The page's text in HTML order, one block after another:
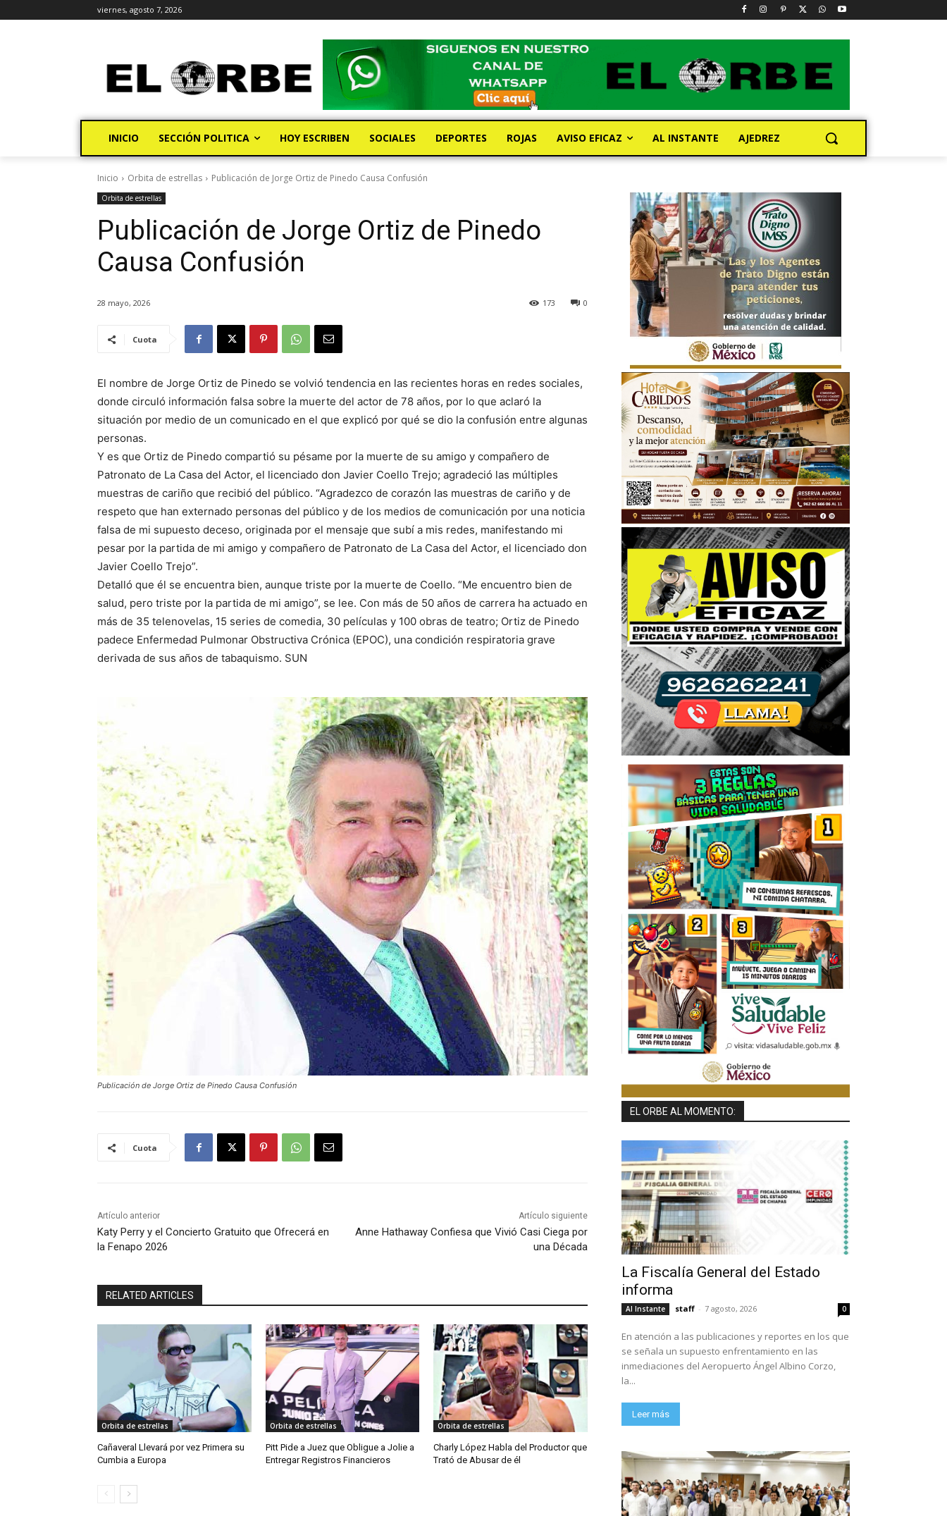
viernes, agosto 7, 2026
INICIO SECCIÓN POLITICA HOY ESCRIBEN SOCIALES DEPORTES ROJAS AVISO EFICAZ AL INSTANTE AJEDREZ
Inicio Orbita de estrellas Publicación de Jorge Ortiz de Pinedo Causa Confusión
Orbita de estrellas
Publicación de Jorge Ortiz de Pinedo
Causa Confusión
28 mayo, 2026 0
173
Cuota
El nombre de Jorge Ortiz de Pinedo se volvió tendencia en las recientes horas en redes sociales,
donde circuló información falsa sobre la muerte del actor de 78 años, por lo que aclaró la
situación por medio de un comunicado en el que explicó por qué se dio la confusión entre algunas
personas.
Y es que Ortiz de Pinedo compartió su pésame por la muerte de su amigo y compañero de
Patronato de La Casa del Actor, el licenciado don Javier Coello Trejo; agradeció las múltiples
muestras de cariño que recibió del público. “Agradezco de corazón las muestras de cariño y de
respeto que han externado personas del público y de los medios de comunicación por una noticia
falsa de mi supuesto deceso, originada por el mensaje que subí a mis redes, manifestando mi
pesar por la partida de mi amigo y compañero de Patronato de La Casa del Actor, el licenciado don
Javier Coello Trejo”.
Detalló que él se encuentra bien, aunque triste por la muerte de Coello. “Me encuentro bien de
salud, pero triste por la partida de mi amigo”, se lee. Con más de 50 años de carrera ha actuado en
más de 35 telenovelas, 15 series de comedia, 30 películas y 100 obras de teatro; Ortiz de Pinedo
padece Enfermedad Pulmonar Obstructiva Crónica (EPOC), una condición respiratoria grave
derivada de sus años de tabaquismo. SUN
Publicación de Jorge Ortiz de Pinedo Causa Confusión
Cuota
Artículo anterior
Katy Perry y el Concierto Gratuito que Ofrecerá en
la Fenapo 2026
Artículo siguiente
Anne Hathaway Confiesa que Vivió Casi Ciega por
una Década
RELATED ARTICLES
Orbita de estrellas
Cañaveral Llevará por vez Primera su
Cumbia a Europa
Orbita de estrellas
Pitt Pide a Juez que Obligue a Jolie a
Entregar Registros Financieros
Orbita de estrellas
Charly López Habla del Productor que
Trató de Abusar de él
EL ORBE AL MOMENTO:
La Fiscalía General del Estado
informa
Al Instante staff - 7 agosto, 2026 0
En atención a las publicaciones y reportes en los que
se señala un supuesto enfrentamiento en las
inmediaciones del Aeropuerto Ángel Albino Corzo,
la...
Leer más